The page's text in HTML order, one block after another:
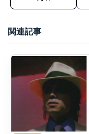
関連記事